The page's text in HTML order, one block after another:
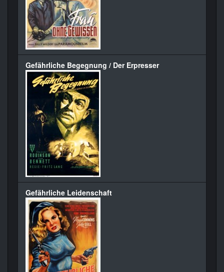
Gefährliche Begegnung / Der Erpresser
Gefährliche Leidenschaft